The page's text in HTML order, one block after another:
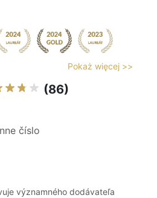
Pokaż więcej >>
(86)
číslo
významného dodávateľa